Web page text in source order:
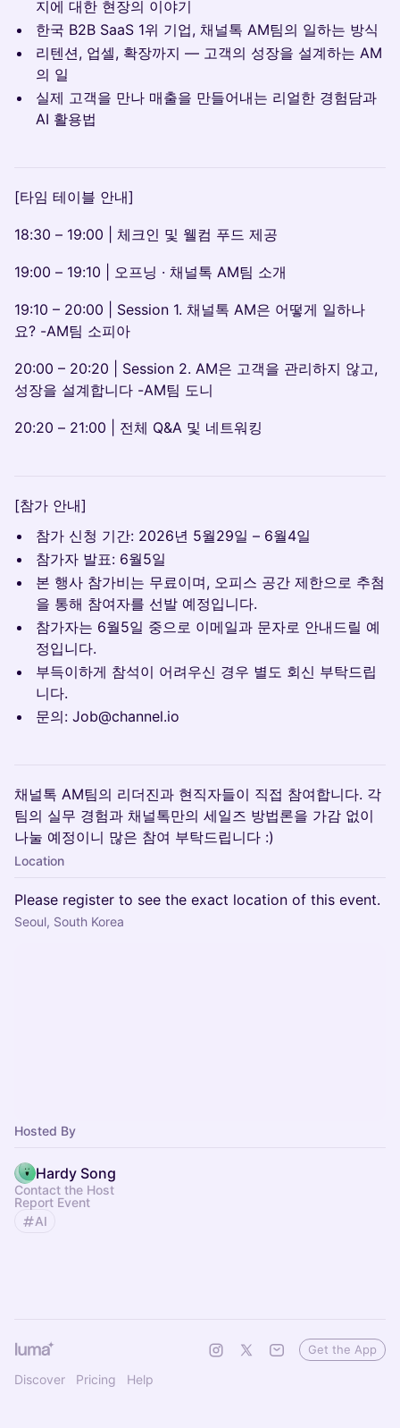
지에 대한 현장의 이야기
한국 B2B SaaS 1위 기업, 채널톡 AM팀의 일하는 방식
리텐션, 업셀, 확장까지 — 고객의 성장을 설계하는 AM
의 일
실제 고객을 만나 매출을 만들어내는 리얼한 경험담과
AI 활용법
[타임 테이블 안내]
18:30 – 19:00 | 체크인 및 웰컴 푸드 제공
19:00 – 19:10 | 오프닝 · 채널톡 AM팀 소개
19:10 – 20:00 | Session 1. 채널톡 AM은 어떻게 일하나
요? -AM팀 소피아
20:00 – 20:20 | Session 2. AM은 고객을 관리하지 않고,
성장을 설계합니다 -AM팀 도니
20:20 – 21:00 | 전체 Q&A 및 네트워킹
[참가 안내]
참가 신청 기간: 2026년 5월29일 – 6월4일
참가자 발표: 6월5일
본 행사 참가비는 무료이며, 오피스 공간 제한으로 추첨
을 통해 참여자를 선발 예정입니다.
참가자는 6월5일 중으로 이메일과 문자로 안내드릴 예
정입니다.
부득이하게 참석이 어려우신 경우 별도 회신 부탁드립
니다.
문의: Job@channel.io
채널톡 AM팀의 리더진과 현직자들이 직접 참여합니다. 각
팀의 실무 경험과 채널톡만의 세일즈 방법론을 가감 없이
나눌 예정이니 많은 참여 부탁드립니다 :)
Location
Please register to see the exact location of this event.
Seoul, South Korea
Hosted By
Hardy Song
Contact the Host
Report Event
AI
Discover Pricing Help
Get the App